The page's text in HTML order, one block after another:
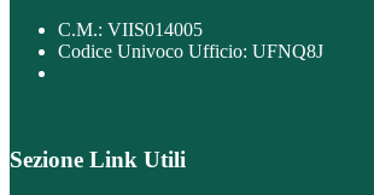
C.M.: VIIS014005
Codice Univoco Ufficio: UFNQ8J
Sezione Link Utili